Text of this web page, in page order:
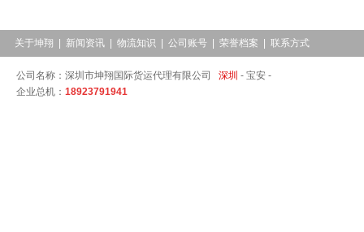
关于坤翔 新闻资讯 物流知识 公司账号 荣誉档案 联系方式
公司名称：深圳市坤翔国际货运代理有限公司 深圳 - 宝安 -
企业总机： 18923791941